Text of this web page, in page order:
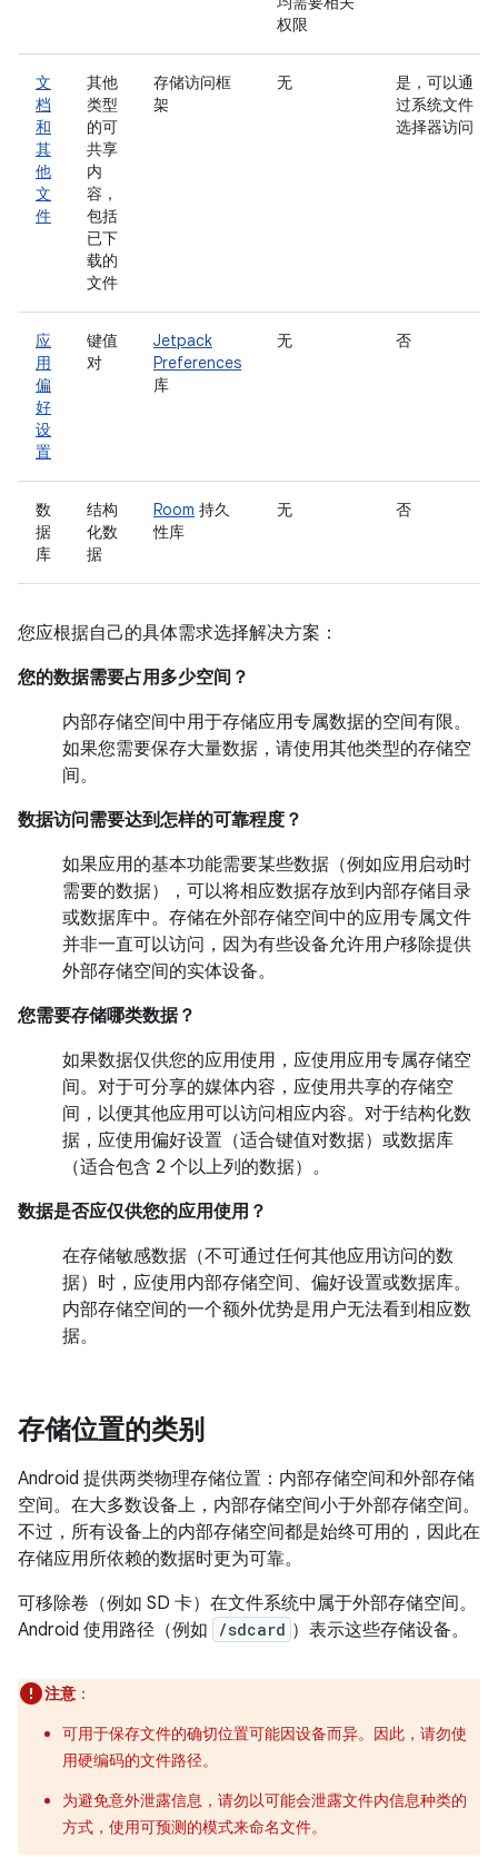
权限
文
档
和
其
他
文
件
其他
类型
的可
共享
内
容，
包括
已下
载的
文件
存储访问框
架
无
是，可以通
过系统文件
选择器访问
应
用
偏
好
设
置
键值
对
Jetpack
Preferences
库
无 否
数
据
库
结构
化数
据
Room 持久
性库
无 否
您应根据自己的具体需求选择解决方案：
您的数据需要占用多少空间？
内部存储空间中用于存储应用专属数据的空间有限。
如果您需要保存大量数据，请使用其他类型的存储空
间。
数据访问需要达到怎样的可靠程度？
如果应用的基本功能需要某些数据（例如应用启动时
需要的数据），可以将相应数据存放到内部存储目录
或数据库中。存储在外部存储空间中的应用专属文件
并非一直可以访问，因为有些设备允许用户移除提供
外部存储空间的实体设备。
您需要存储哪类数据？
如果数据仅供您的应用使用，应使用应用专属存储空
间。对于可分享的媒体内容，应使用共享的存储空
间，以便其他应用可以访问相应内容。对于结构化数
据，应使用偏好设置（适合键值对数据）或数据库
（适合包含 2 个以上列的数据）。
数据是否应仅供您的应用使用？
在存储敏感数据（不可通过任何其他应用访问的数
据）时，应使用内部存储空间、偏好设置或数据库。
内部存储空间的一个额外优势是用户无法看到相应数
据。
存储位置的类别
Android 提供两类物理存储位置：内部存储空间和外部存储
空间。 在大多数设备上，内部存储空间小于外部存储空间。
不过，所有设备上的内部存储空间都是始终可用的，因此在
存储应用所依赖的数据时更为可靠。
可移除卷（例如 SD 卡）在文件系统中属于外部存储空间。
Android 使用路径（例如
/sdcard ）表示这些存储设备。
注意 ：
可用于保存文件的确切位置可能因设备而异。因此，请勿使
用硬编码的文件路径。
为避免意外泄露信息，请勿以可能会泄露文件内信息种类的
方式，使用可预测的模式来命名文件。